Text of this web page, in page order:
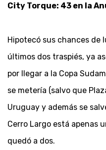
City Torque: 43 en la
Hipotecó sus chances de
últimos dos traspiés, ya
por llegar a la Copa
se metería (salvo que
Uruguay y además se
Cerro Largo está apenas
quedó a dos.